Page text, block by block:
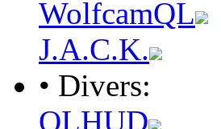
WolfcamQL
J.A.C.K.
• Divers:
QLHUD